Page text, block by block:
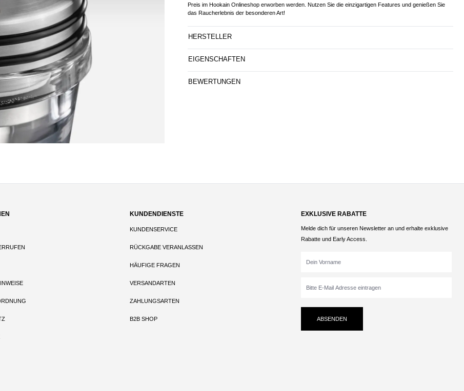
Preis im Hookain Onlineshop erworben werden. Nutzen Sie die einzigartigen Features und genießen Sie
das Raucherlebnis der besonderen Art!
HERSTELLER
EIGENSCHAFTEN
BEWERTUNGEN
KUNDENDIENSTE
KUNDENSERVICE
RÜCKGABE VERANLASSEN
HÄUFIGE FRAGEN
VERSANDARTEN
ZAHLUNGSARTEN
B2B SHOP
EXKLUSIVE RABATTE
Melde dich für unseren Newsletter an und erhalte exklusive
Rabatte und Early Access.
ABSENDEN